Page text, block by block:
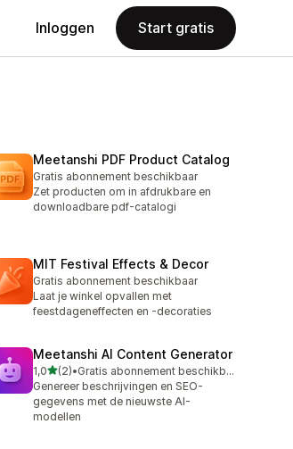
Inloggen Start gratis
Meetanshi PDF Product Catalog
Gratis abonnement beschikbaar
Zet producten om in afdrukbare en
downloadbare pdf-catalogi
MIT Festival Effects & Decor
Gratis abonnement beschikbaar
Laat je winkel opvallen met
feestdageneffecten en -decoraties
Meetanshi AI Content Generator
1,0van 5 sterren
(2)
2 recensies in totaal
•
Gratis abonnement beschikbaar
Genereer beschrijvingen en SEO-
gegevens met de nieuwste AI-
modellen